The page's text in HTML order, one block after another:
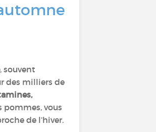
, souvent
des milliers de
pommes, vous
de l’hiver.